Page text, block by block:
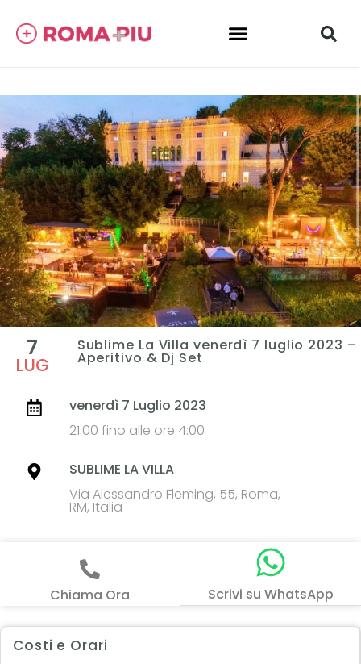
7
LUG
Sublime La Villa venerdì 7 luglio 2023 –
Aperitivo & Dj Set
venerdì 7 Luglio 2023
21:00 fino alle ore 4:00
SUBLIME LA VILLA
Via Alessandro Fleming, 55, Roma,
RM, Italia
Chiama Ora Scrivi su WhatsApp
Costi e Orari